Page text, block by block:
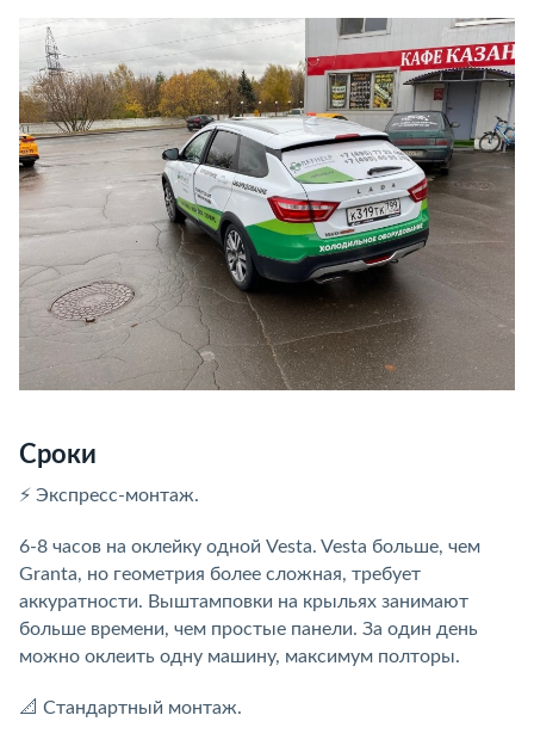
Сроки
⚡ Экспресс-монтаж.
6-8 часов на оклейку одной Vesta. Vesta больше, чем
Granta, но геометрия более сложная, требует
аккуратности. Выштамповки на крыльях занимают
больше времени, чем простые панели. За один день
можно оклеить одну машину, максимум полторы.
📐 Стандартный монтаж.